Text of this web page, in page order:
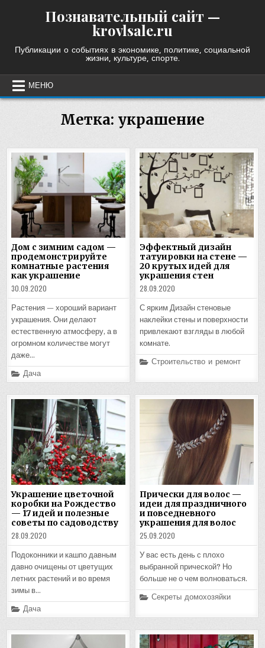
Познавательный сайт —
krovlsale.ru
Публикации о событиях в экономике, политике, социальной
жизни, культуре, спорте.
МЕНЮ
Метка: украшение
Дом с зимним садом —
продемонстрируйте
комнатные растения
как украшение
30.09.2020
Растения — хороший вариант
украшения. Они делают
естественную атмосферу, а в
огромном количестве могут
даже…
Posted
in
Дача
Эффектный дизайн
татуировки на стене —
20 крутых идей для
украшения стен
28.09.2020
С ярким Дизайн стеновые
наклейки стены и поверхности
привлекают взгляды в любой
комнате.
Posted
Строительство и ремонт
Украшение цветочной
коробки на Рождество
— 17 идей и полезные
советы по садоводству
28.09.2020
Подоконники и кашпо давным
давно очищены от цветущих
летних растений и во время
зимы в…
Posted
in
Дача
Прически для волос —
идеи для праздничного
и повседневного
украшения для волос
25.09.2020
У вас есть день с плохо
выбранной прической? Но
больше не о чем волноваться.
Posted
Секреты домохозяйки